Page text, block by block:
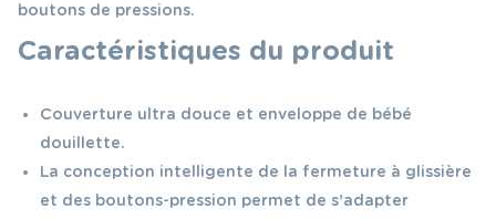
boutons de pressions.
Caractéristiques du produit
Couverture ultra douce et enveloppe de bébé
douillette.
La conception intelligente de la fermeture à glissière
et des boutons-pression permet de s’adapter